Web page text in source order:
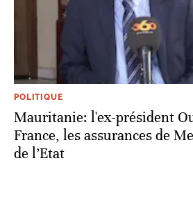
POLITIQUE
Mauritanie: l'ex-président
France, les assurances de
de l’Etat